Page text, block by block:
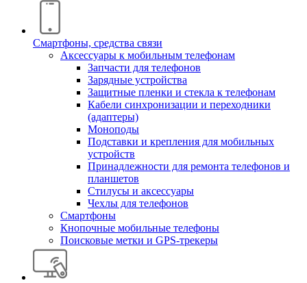
Смартфоны, средства связи
Аксессуары к мобильным телефонам
Запчасти для телефонов
Зарядные устройства
Защитные пленки и стекла к телефонам
Кабели синхронизации и переходники
(адаптеры)
Моноподы
Подставки и крепления для мобильных
устройств
Принадлежности для ремонта телефонов и
планшетов
Стилусы и аксессуары
Чехлы для телефонов
Смартфоны
Кнопочные мобильные телефоны
Поисковые метки и GPS-трекеры